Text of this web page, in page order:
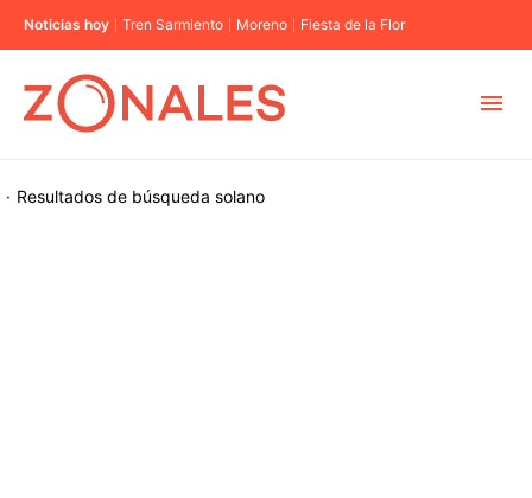
Noticias hoy Tren Sarmiento Moreno Fiesta de la Flor
Resultados de búsqueda
· solano